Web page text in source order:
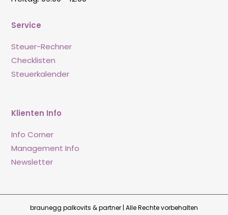
Service
Steuer-Rechner
Checklisten
Steuerkalender
Klienten Info
Info Corner
Management Info
Newsletter
braunegg palkovits & partner | Alle Rechte vorbehalten